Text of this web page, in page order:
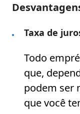
Taxa de
Todo
que,
podem ser
que você